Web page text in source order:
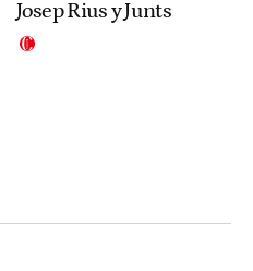
Josep Rius y Junts